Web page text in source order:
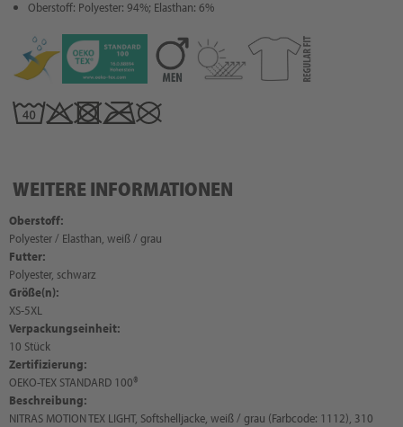
Oberstoff: Polyester: 94%; Elasthan: 6%
WEITERE INFORMATIONEN
Oberstoff:
Polyester / Elasthan, weiß / grau
Futter:
Polyester, schwarz
Größe(n):
XS-5XL
Verpackungseinheit:
10 Stück
Zertifizierung:
OEKO-TEX STANDARD 100®
Beschreibung:
NITRAS MOTION TEX LIGHT, Softshelljacke, weiß / grau (Farbcode: 1112), 310